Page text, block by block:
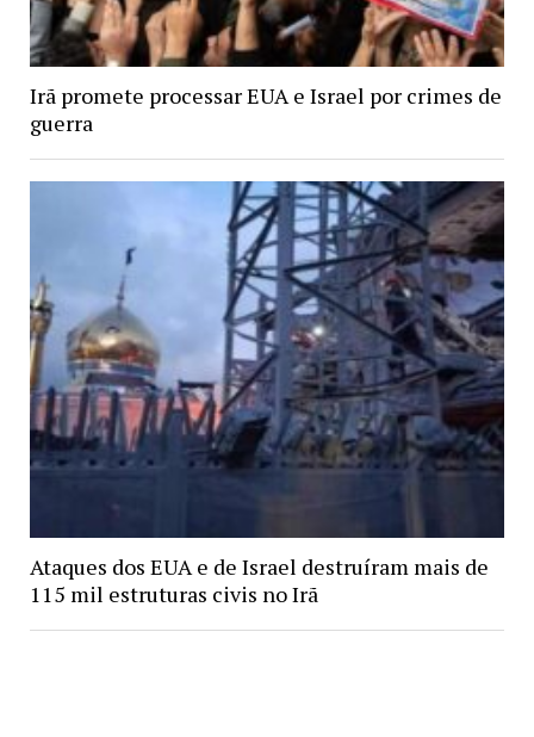
Irã promete processar EUA e Israel por crimes de
guerra
Ataques dos EUA e de Israel destruíram mais de
115 mil estruturas civis no Irã